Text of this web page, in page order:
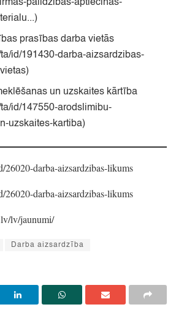
palidzibas-aptiecinas-
..)
prasības darba vietās
id/191430-darba-aizsardzibas-
)
un uzskaites kārtība
id/147550-arodslimibu-
uzskaites-kartiba)
darba-aizsardzibas-likums
darba-aizsardzibas-likums
lv/jaunumi/
Darba aizsardzība